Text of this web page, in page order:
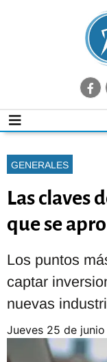
GENERALES
Las claves
que se
Los puntos
captar
nuevas
jueves 25 de